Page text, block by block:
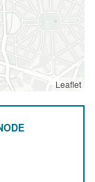
Leaflet